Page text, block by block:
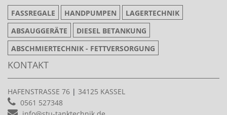
FASSREGALE HANDPUMPEN
LAGERTECHNIK
ABSAUGGERÄTE
DIESEL BETANKUNG
ABSCHMIERTECHNIK - FETTVERSORGUNG
KONTAKT
HAFENSTRASSE 76 | 34125 KASSEL
0561 527348